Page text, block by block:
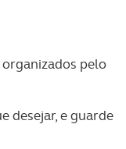
organizados pelo
desejar, e guarde